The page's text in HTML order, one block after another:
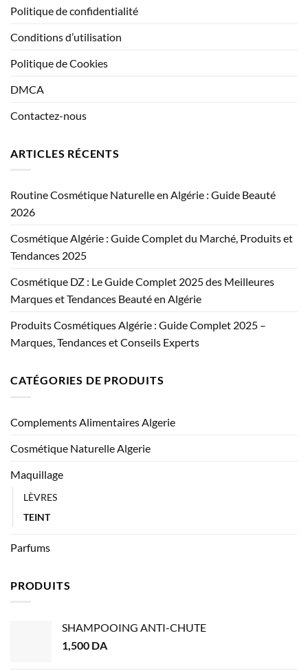
Politique de confidentialité
Conditions d’utilisation
Politique de Cookies
DMCA
Contactez-nous
ARTICLES RÉCENTS
Routine Cosmétique Naturelle en Algérie : Guide Beauté
2026
Cosmétique Algérie : Guide Complet du Marché, Produits et
Tendances 2025
Cosmétique DZ : Le Guide Complet 2025 des Meilleures
Marques et Tendances Beauté en Algérie
Produits Cosmétiques Algérie : Guide Complet 2025 –
Marques, Tendances et Conseils Experts
CATÉGORIES DE PRODUITS
Complements Alimentaires Algerie
Cosmétique Naturelle Algerie
Maquillage
LÈVRES
TEINT
Parfums
PRODUITS
SHAMPOOING ANTI-CHUTE
1,500 DA